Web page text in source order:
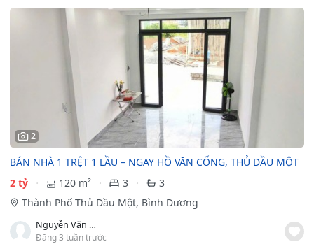
2
BÁN NHÀ 1 TRỆT 1 LẦU – NGAY HỒ VĂN CỐNG, THỦ DẦU MỘT
2 tỷ
120 m² 3
3
Thành Phố Thủ Dầu Một, Bình Dương
Nguyễn Văn Khá
Đăng 3 tuần trước